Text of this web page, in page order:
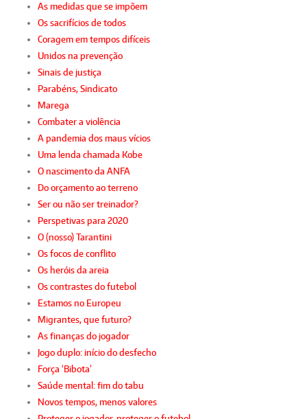
As medidas que se impõem
Os sacrifícios de todos
Coragem em tempos difíceis
Unidos na prevenção
Sinais de justiça
Parabéns, Sindicato
Marega
Combater a violência
A pandemia dos maus vícios
Uma lenda chamada Kobe
O nascimento da ANFA
Do orçamento ao terreno
Ser ou não ser treinador?
Perspetivas para 2020
O (nosso) Tarantini
Os focos de conflito
Os heróis da areia
Os contrastes do futebol
Estamos no Europeu
Migrantes, que futuro?
As finanças do jogador
Jogo duplo: início do desfecho
Força ‘Bibota’
Saúde mental: fim do tabu
Novos tempos, menos valores